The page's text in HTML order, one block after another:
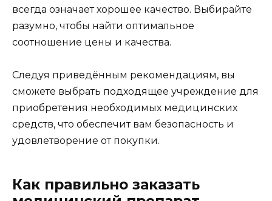
всегда означает хорошее качество. Выбирайте
разумно, чтобы найти оптимальное
соотношение цены и качества.
Следуя приведённым рекомендациям, вы
сможете выбрать подходящее учреждение для
приобретения необходимых медицинских
средств, что обеспечит вам безопасность и
удовлетворение от покупки.
Как правильно заказать